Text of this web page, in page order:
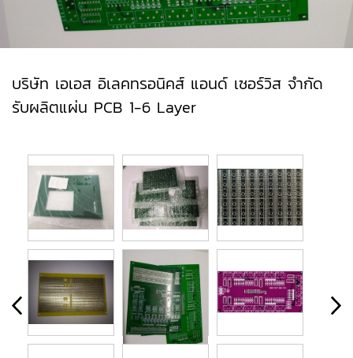
บริษัท​ เอ​เอส​ อิเลคทรอนิคส์​ แอนด์​ เซอร์วิส​ จํากัด
รับผลิตแผ่น PCB 1-6 Layer